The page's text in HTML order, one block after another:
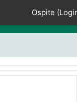
Ospite (